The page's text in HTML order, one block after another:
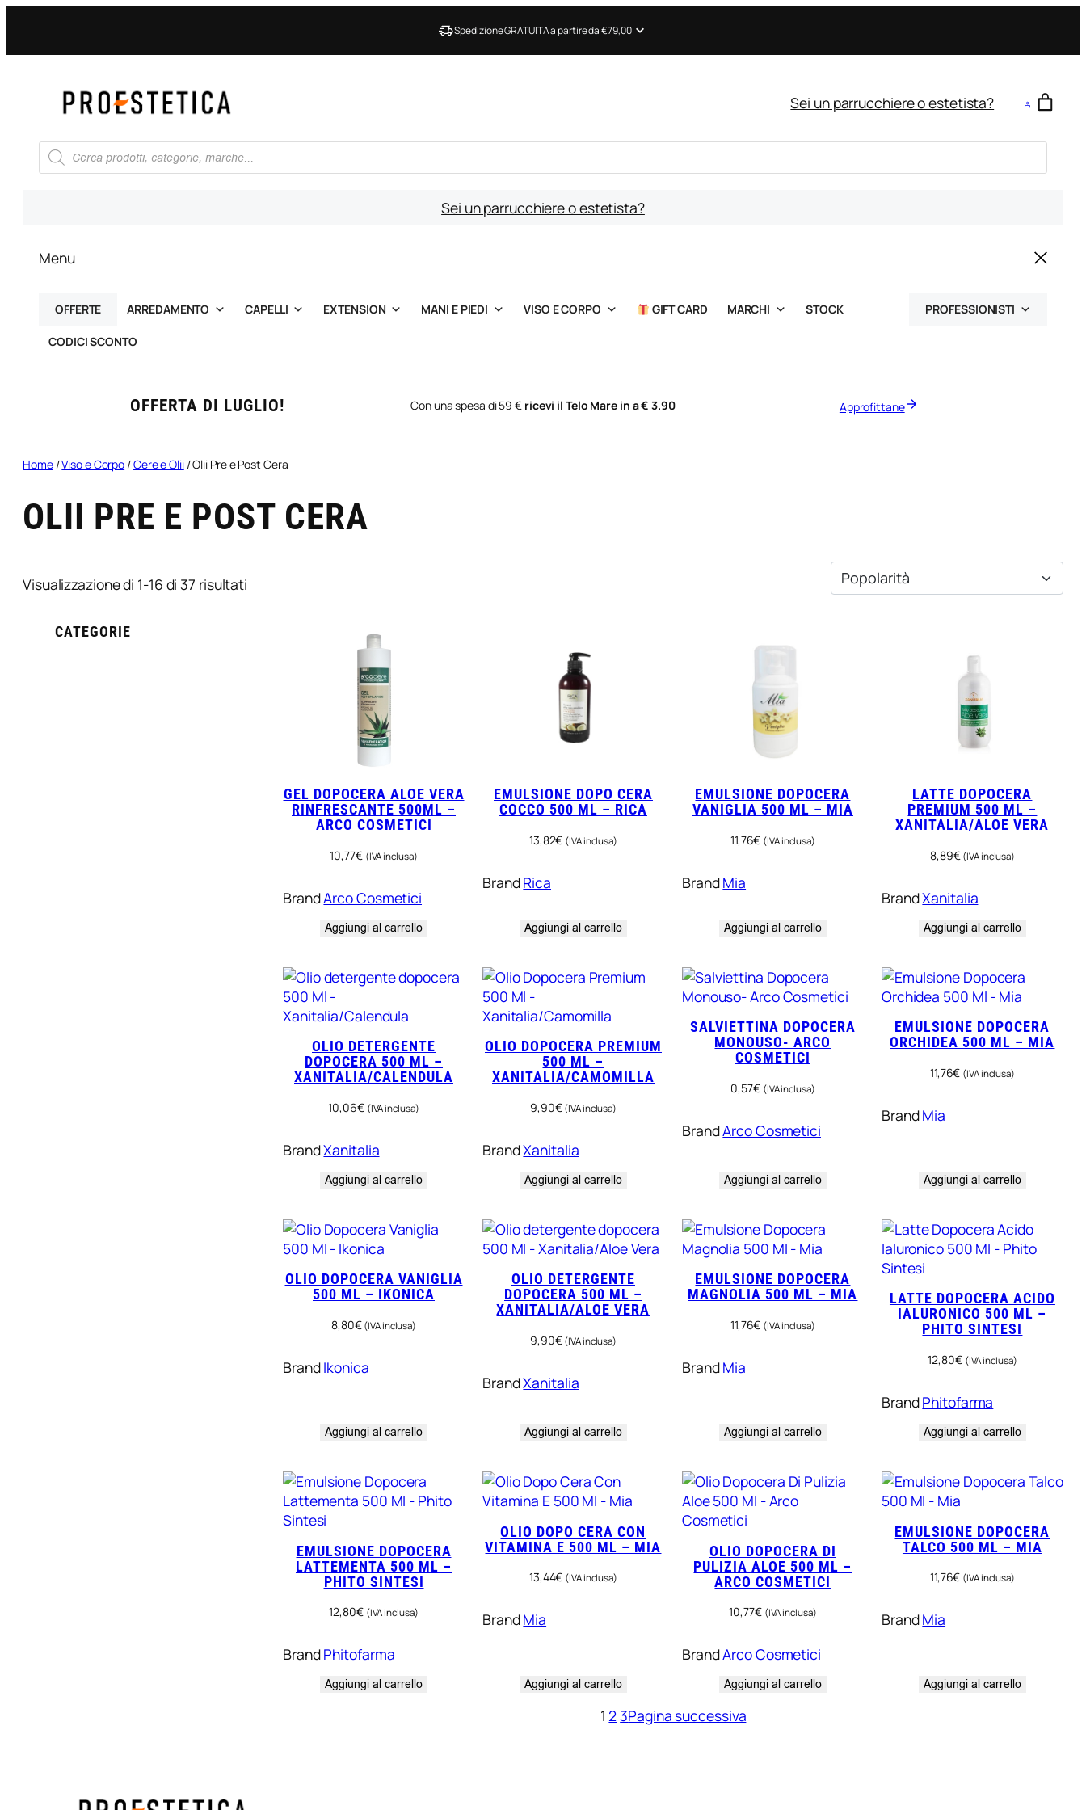
contenuto
Spedizione GRATUITA a partire da €79,00
Sei un parrucchiere o estetista?
Ricerca
prodotti
Sei un parrucchiere o estetista?
Menu
OFFERTE ARREDAMENTO CAPELLI EXTENSION MANI E PIEDI VISO E CORPO GIFT CARD MARCHI STOCK PROFESSIONISTI
CODICI SCONTO
OFFERTA DI LUGLIO! Con una spesa di 59 € ricevi il Telo Mare in a € 3.90 Approfittane
Home/Viso e Corpo /Cere e Olii/ Olii Pre e Post Cera
OLII PRE E POST CERA
Visualizzazione di 1-16 di 37 risultati
CATEGORIE
GEL DOPOCERA ALOE VERA
RINFRESCANTE 500ML –
ARCO COSMETICI
10,77€ (IVA inclusa)
BrandArco Cosmetici
Aggiungi al carrello
EMULSIONE DOPO CERA
COCCO 500 ML – RICA
13,82€ (IVA inclusa)
BrandRica
Aggiungi al carrello
EMULSIONE DOPOCERA
VANIGLIA 500 ML – MIA
11,76€ (IVA inclusa)
BrandMia
Aggiungi al carrello
LATTE DOPOCERA
PREMIUM 500 ML –
XANITALIA/ALOE VERA
8,89€ (IVA inclusa)
BrandXanitalia
Aggiungi al carrello
OLIO DETERGENTE
DOPOCERA 500 ML –
XANITALIA/CALENDULA
10,06€ (IVA inclusa)
BrandXanitalia
Aggiungi al carrello
OLIO DOPOCERA PREMIUM
500 ML –
XANITALIA/CAMOMILLA
9,90€ (IVA inclusa)
BrandXanitalia
Aggiungi al carrello
SALVIETTINA DOPOCERA
MONOUSO- ARCO
COSMETICI
0,57€ (IVA inclusa)
BrandArco Cosmetici
Aggiungi al carrello
EMULSIONE DOPOCERA
ORCHIDEA 500 ML – MIA
11,76€ (IVA inclusa)
BrandMia
Aggiungi al carrello
OLIO DOPOCERA VANIGLIA
500 ML – IKONICA
8,80€ (IVA inclusa)
BrandIkonica
Aggiungi al carrello
OLIO DETERGENTE
DOPOCERA 500 ML –
XANITALIA/ALOE VERA
9,90€ (IVA inclusa)
BrandXanitalia
Aggiungi al carrello
EMULSIONE DOPOCERA
MAGNOLIA 500 ML – MIA
11,76€ (IVA inclusa)
BrandMia
Aggiungi al carrello
LATTE DOPOCERA ACIDO
IALURONICO 500 ML –
PHITO SINTESI
12,80€ (IVA inclusa)
BrandPhitofarma
Aggiungi al carrello
EMULSIONE DOPOCERA
LATTEMENTA 500 ML –
PHITO SINTESI
12,80€ (IVA inclusa)
BrandPhitofarma
Aggiungi al carrello
OLIO DOPO CERA CON
VITAMINA E 500 ML – MIA
13,44€ (IVA inclusa)
BrandMia
Aggiungi al carrello
OLIO DOPOCERA DI
PULIZIA ALOE 500 ML –
ARCO COSMETICI
10,77€ (IVA inclusa)
BrandArco Cosmetici
Aggiungi al carrello
EMULSIONE DOPOCERA
TALCO 500 ML – MIA
11,76€ (IVA inclusa)
BrandMia
Aggiungi al carrello
1 23Pagina successiva